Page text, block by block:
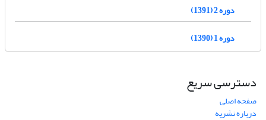
دوره 2 (1391)
دوره 1 (1390)
دسترسی سریع
صفحه اصلی
درباره نشریه